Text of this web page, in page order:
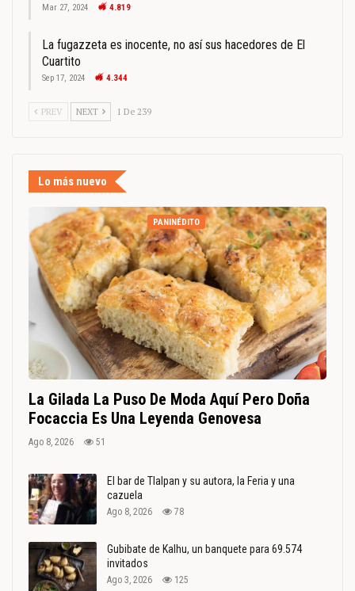
Mar 27, 2024 4.819
La fugazzeta es inocente, no así sus hacedores de El
Cuartito
Sep 17, 2024 4.344
PREV NEXT 1 De 239
Lo más nuevo
PANINÉDITO
La Gilada La Puso De Moda Aquí Pero Doña
Focaccia Es Una Leyenda Genovesa
Ago 8, 2026 51
El bar de Tlalpan y su autora, la Feria y una
cazuela
Ago 8, 2026 78
Gubibate de Kalhu, un banquete para 69.574
invitados
Ago 3, 2026 125